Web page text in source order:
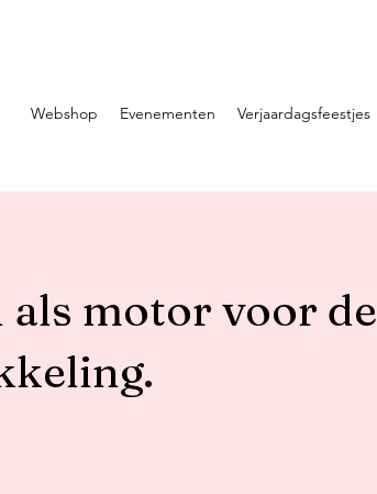
Webshop Evenementen Verjaardagsfeestjes
als motor voor de